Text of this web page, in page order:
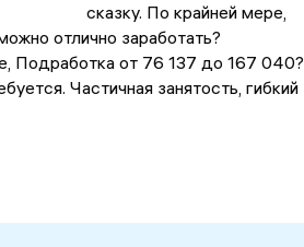
сказку. По крайней мере,
отлично заработать?
Подработка от 76 137 до 167 040?
Частичная занятость, гибкий